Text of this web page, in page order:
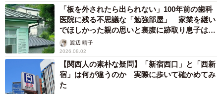
１月に「福知山光秀ミュージアム」をオープン。ドラマで
使用された衣装や小道具の展示をはじめ、若き日を過ごし
た美濃時代から「明智藪」に代表される治水や経済政策な
どの功績を振り返るスペースを用意していた。
ところが、新型コロナウイルスの感染拡大で3月11日から
休館の憂き目に。そこで考案されたのが今回の総選挙企画
「板を外されたら出られない」100年前の歯科
医院に残る不思議な「勉強部屋」 家業を継い
でほしかった親の思いと裏腹に跡取り息子は…
渡辺 晴子
2026.08.02
【関西人の素朴な疑問】「新宿西口」と「西新
宿」は何が違うのか 実際に歩いて確かめてみ
た